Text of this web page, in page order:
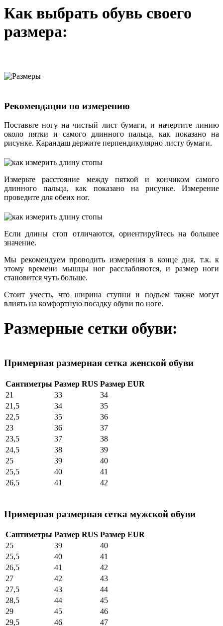
Как выбрать обувь своего
размера:
Рекомендации по измерению
Поставьте ногу на чистый лист бумаги, и начертите линию
около пятки и самого длинного пальца, как показано на
рисунке. Карандаш держите перпендикулярно листу бумаги.
Измерьте расстояние между пяткой и кончиком самого
длинного пальца, как показано на рисунке. Измерение
проведите для обеих ног.
Если длины стоп отличаются, ориентируйтесь на большее
значение.
Мы рекомендуем проводить измерения в конце дня, т.к. к
этому времени мышцы ног расслабляются, и размер ноги
становится чуть больше.
Стоит учесть, что ширина ступни и подъем также могут
влиять на комфортную посадку обуви по ноге.
Размерные сетки обуви:
Примерная размерная сетка женской обуви
Сантиметры Размер RUS Размер EUR
21
33
34
21,5
34
35
22,5
35
36
23
36
37
23,5
37
38
24,5
38
39
25
39
40
25,5
40
41
26,5
41 42
Примерная размерная сетка мужской обуви
Сантиметры Размер RUS Размер EUR
25
39
40
25,5
40
41
26,5
41
42
27
42
43
27,5
43
44
28,5
44
45
29
45
46
29,5
46
47